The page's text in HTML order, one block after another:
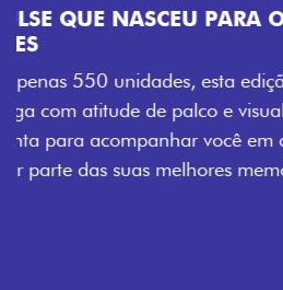
VISUAL COM ENERGIA
Se liga no que compõe a
festival: série numerada,
soleira temática que reforçam a
enquanto os detalhes
rodas de liga-leve aro 16” em